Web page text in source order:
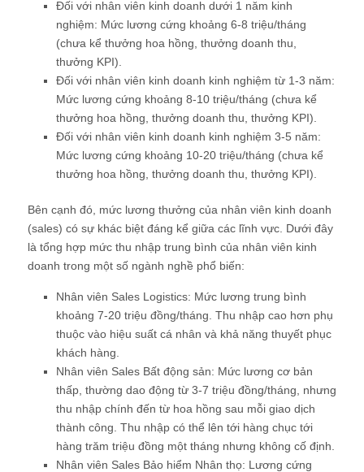
Đối với nhân viên kinh doanh dưới 1 năm kinh
nghiệm: Mức lương cứng khoảng 6-8 triệu/tháng
(chưa kể thưởng hoa hồng, thưởng doanh thu,
thưởng KPI).
Đối với nhân viên kinh doanh kinh nghiệm từ 1-3 năm:
Mức lương cứng khoảng 8-10 triệu/tháng (chưa kể
thưởng hoa hồng, thưởng doanh thu, thưởng KPI).
Đối với nhân viên kinh doanh kinh nghiệm 3-5 năm:
Mức lương cứng khoảng 10-20 triệu/tháng (chưa kể
thưởng hoa hồng, thưởng doanh thu, thưởng KPI).
Bên cạnh đó, mức lương thưởng của nhân viên kinh doanh
(sales) có sự khác biệt đáng kể giữa các lĩnh vực. Dưới đây
là tổng hợp mức thu nhập trung bình của nhân viên kinh
doanh trong một số ngành nghề phổ biến:
Nhân viên Sales Logistics: Mức lương trung bình
khoảng 7-20 triệu đồng/tháng. Thu nhập cao hơn phụ
thuộc vào hiệu suất cá nhân và khả năng thuyết phục
khách hàng.
Nhân viên Sales Bất động sản: Mức lương cơ bản
thấp, thường dao động từ 3-7 triệu đồng/tháng, nhưng
thu nhập chính đến từ hoa hồng sau mỗi giao dịch
thành công. Thu nhập có thể lên tới hàng chục tới
hàng trăm triệu đồng một tháng nhưng không cố định.
Nhân viên Sales Bảo hiểm Nhân thọ: Lương cứng